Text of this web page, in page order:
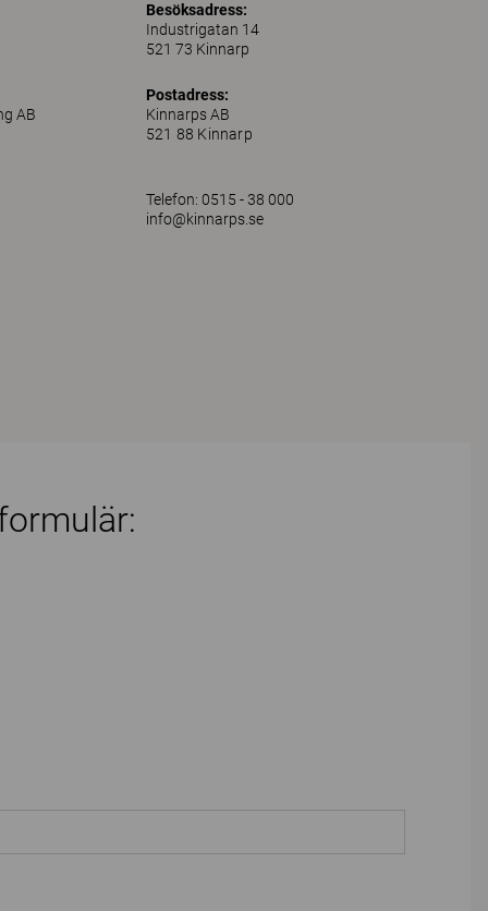
AB
Besöksadress:
Industrigatan 14
521 73 Kinnarp
Postadress:
Kinnarps AB
521 88 Kinnarp
Telefon: 0515 - 38 000
info@kinnarps.se